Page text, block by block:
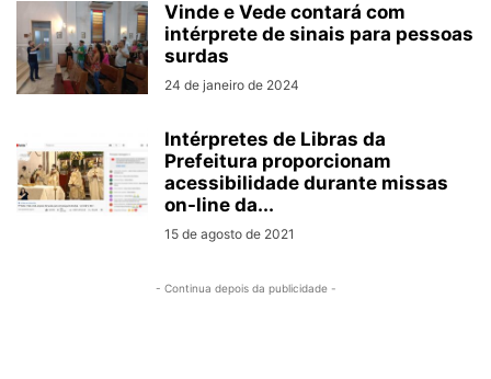
Vinde e Vede contará com
intérprete de sinais para pessoas
surdas
24 de janeiro de 2024
Intérpretes de Libras da
Prefeitura proporcionam
acessibilidade durante missas
on-line da...
15 de agosto de 2021
- Continua depois da publicidade -